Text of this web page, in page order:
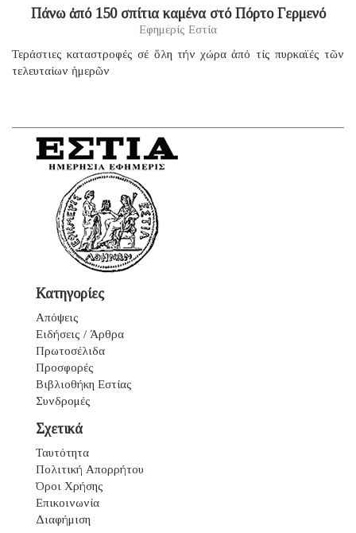
Πάνω ἀπό 150 σπίτια καμένα στό Πόρτο Γερμενό
Εφημερίς Εστία
Τεράστιες καταστροφές σέ ὅλη τήν χώρα ἀπό τίς πυρκαϊές τῶν
τελευταίων ἡμερῶν
Κατηγορίες
Απόψεις
Ειδήσεις / Άρθρα
Πρωτοσέλιδα
Προσφορές
Βιβλιοθήκη Εστίας
Συνδρομές
Σχετικά
Ταυτότητα
Πολιτική Απορρήτου
Όροι Χρήσης
Επικοινωνία
Διαφήμιση